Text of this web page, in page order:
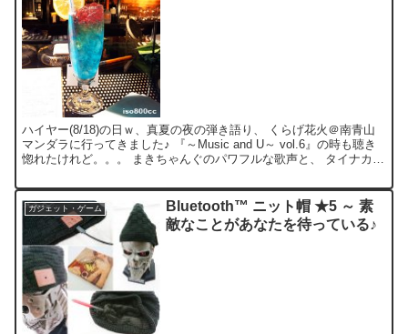
ハイヤー(8/18)の日ｗ、真夏の夜の弾き語り、 くらげ花火＠南青山
マンダラに行ってきました♪ 『～Music and U～ vol.6』の時も聴き
惚れたけれど。。。 まきちゃんぐのパワフルな歌声と、 タイナカ彩
ガジェット・ゲーム
Bluetooth™ ニット帽 ★5 ～ 素
敵なことがあなたを待っている♪